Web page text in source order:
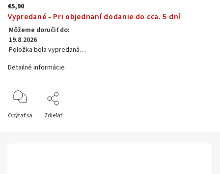
€5,90
Vypredané - Pri objednaní dodanie do cca. 5 dní
Môžeme doručiť do:
19.8.2026
Položka bola vypredaná…
Detailné informácie
Opýtať sa Zdieľať